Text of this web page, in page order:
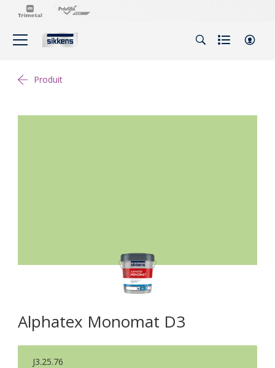
Produit
Alphatex Monomat D3
J3.25.76